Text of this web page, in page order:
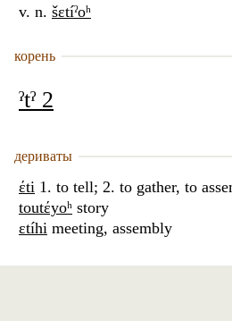
v. n. šɛtíˀoʰ
корень
ˀtˀ 2
дериваты
έti 1. to tell; 2. to gather, to
toutέyoʰ story
ɛtíhi meeting, assembly